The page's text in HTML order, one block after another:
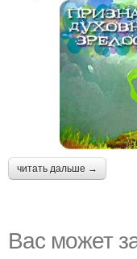
читать дальше →
Вас может